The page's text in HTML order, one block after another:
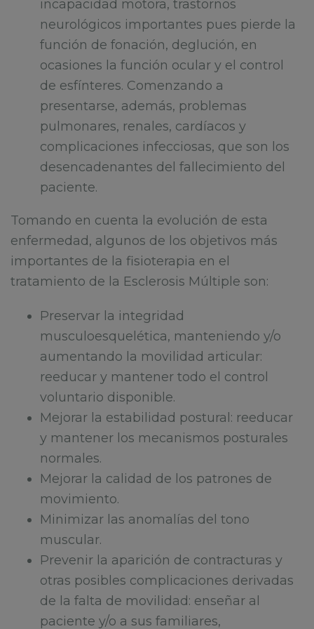
incapacidad motora, trastornos
neurológicos importantes pues pierde la
función de fonación, deglución, en
ocasiones la función ocular y el control
de esfínteres. Comenzando a
presentarse, además, problemas
pulmonares, renales, cardíacos y
complicaciones infecciosas, que son los
desencadenantes del fallecimiento del
paciente.
Tomando en cuenta la evolución de esta
enfermedad, algunos de los objetivos más
importantes de la fisioterapia en el
tratamiento de la Esclerosis Múltiple son:
Preservar la integridad
musculoesquelética, manteniendo y/o
aumentando la movilidad articular:
reeducar y mantener todo el control
voluntario disponible.
Mejorar la estabilidad postural: reeducar
y mantener los mecanismos posturales
normales.
Mejorar la calidad de los patrones de
movimiento.
Minimizar las anomalías del tono
muscular.
Prevenir la aparición de contracturas y
otras posibles complicaciones derivadas
de la falta de movilidad: enseñar al
paciente y/o a sus familiares,